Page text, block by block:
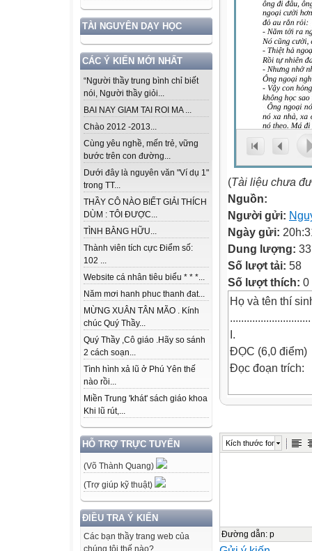
TÀI NGUYÊN DẠY HỌC
CÁC Ý KIẾN MỚI NHẤT
“Người thầy trung bình chỉ biết
nói, Người thầy giỏi...
BAI NAY GIAM TAI ROI MA ...
Chào 2012 -2013...
Cùng yêu nghề, mến trẻ, vững
bước trên con đường...
Dưới đây là nguyên văn "Ví dụ 1"
trong TT...
THẦY CÔ NÀO BIẾT GIẢI THÍCH
DÙM : TÔI ĐƯỢC...
TÌNH BẰNG HỮU...
Thành viên tích cực Điểm số:
102 ...
Website cá nhân tiêu biểu * * *...
Năm mơi hanh phuc thanh đat...
MỪNG XUÂN TÂN MÃO . Kính
chúc Quý Thầy...
Quý Thầy ,Cô giáo .Hãy so sánh
2 cách soạn...
Tình hình xả lũ ở Phú Yên thế
nào rồi...
Miền Trung 'khát' sách giáo khoa
Khi lũ rút,...
HỖ TRỢ TRỰC TUYẾN
(Võ Thành Quang)
(Trợ giúp kỹ thuật)
ĐIỀU TRA Ý KIẾN
Các bạn thầy trang web của
chúng tôi thế nào?
(Tài liệu chưa
Nguồn:
Người gửi:
Ngày gửi:
Dung lượng:
Số lượt tải: 58
Số lượt thích: 0
Họ và tên thí
.............................
I.
ĐỌC (6,0 điểm)
Đọc đoạn trích:
[…] Bầu trời
thả bập bềnh
vững chải hẳn
Kích thước font
Đường dẫn: p